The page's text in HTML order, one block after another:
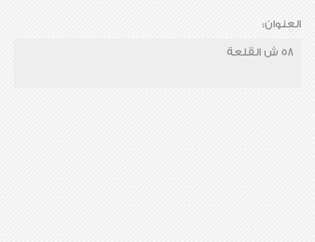
العنوان:
58 ش القلعة